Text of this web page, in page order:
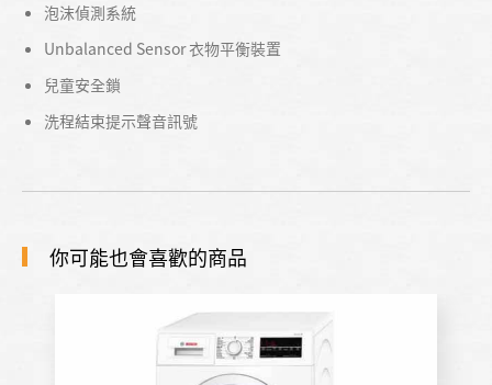
泡沫偵測系統
Unbalanced Sensor 衣物平衡裝置
兒童安全鎖
洗程結束提示聲音訊號
你可能也會喜歡的商品